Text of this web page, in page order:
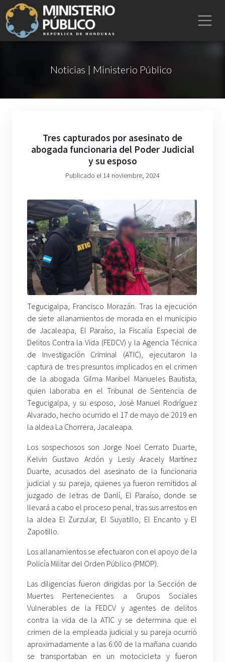
Noticias | Ministerio Público
Tres capturados por asesinato de
abogada funcionaria del Poder Judicial
y su esposo
Publicado el 14 noviembre, 2024
Tegucigalpa, Francisco Morazán. Tras la ejecución
de siete allanamientos de morada en el municipio
de Jacaleapa, El Paraíso, la Fiscalía Especial de
Delitos Contra la Vida (FEDCV) y la Agencia Técnica
de Investigación Criminal (ATIC), ejecutaron la
captura de tres presuntos implicados en el crimen
de la abogada Gilma Maribel Manueles Bautista,
quien laboraba en el Tribunal de Sentencia de
Tegucigalpa, y su esposo, José Manuel Rodríguez
Alvarado, hecho ocurrido el 17 de mayo de 2019 en
la aldea La Chorrera, Jacaleapa.
Los sospechosos son Jorge Noel Cerrato Duarte,
Kelvin Gustavo Ardón y Lesly Aracely Martínez
Duarte, acusados del asesinato de la funcionaria
judicial y su pareja, quienes ya fueron remitidos al
juzgado de letras de Danlí, El Paraíso, donde se
llevará a cabo el proceso penal, tras sus arrestos en
la aldea El Zurzular, El Suyatillo, El Encanto y El
Zapotillo.
Los allanamientos se efectuaron con el apoyo de la
Policía Militar del Orden Público (PMOP).
Las diligencias fueron dirigidas por la Sección de
Muertes Pertenecientes a Grupos Sociales
Vulnerables de la FEDCV y agentes de delitos
contra la vida de la ATIC y se determina que el
crimen de la empleada judicial y su pareja ocurrió
aproximadamente a las 6:00 de la mañana cuando
se transportaban en un motocicleta y fueron